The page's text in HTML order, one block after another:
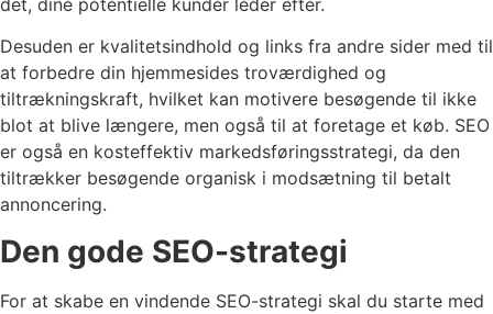
det, dine potentielle kunder leder efter.
Desuden er kvalitetsindhold og links fra andre sider med til
at forbedre din hjemmesides troværdighed og
tiltrækningskraft, hvilket kan motivere besøgende til ikke
blot at blive længere, men også til at foretage et køb. SEO
er også en kosteffektiv markedsføringsstrategi, da den
tiltrækker besøgende organisk i modsætning til betalt
annoncering.
Den gode SEO-strategi
For at skabe en vindende SEO-strategi skal du starte med